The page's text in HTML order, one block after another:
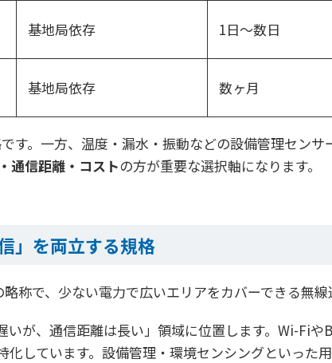
基地局依存 1日〜数日
基地局依存 数ヶ月
す。一方、温度・漏水・振動などの設備管理セン
通信距離・コストの方が重要な選択軸になります。
」を両立する規格
略称で、少ない電力で広いエリアをカバーできる無線
が、通信距離は長い」領域に位置します。Wi-Fi
化しています。設備管理・環境センシングといった